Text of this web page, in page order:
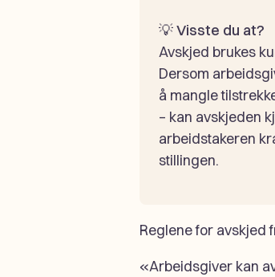
💡Visste du at?
Avskjed brukes
Dersom
å mangle
– kan avskjeden
arbeidstakeren
stillingen.
Reglene for avskjed
«Arbeidsgiver kan